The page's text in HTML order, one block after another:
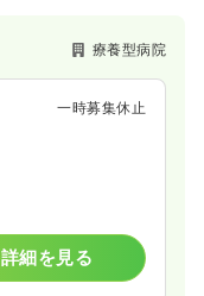
療養型病院
一時募集休止
詳細を見る